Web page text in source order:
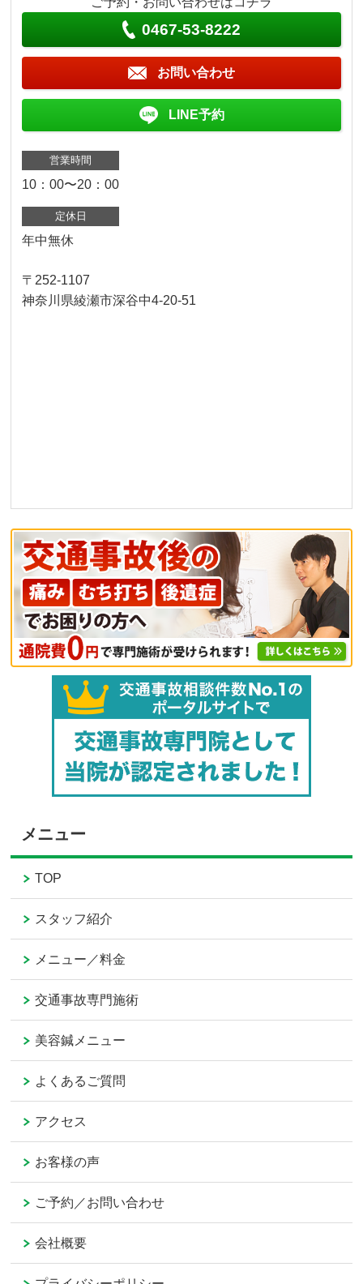
0467-53-8222
お問い合わせ
LINE予約
営業時間
10：00〜20：00
定休日
年中無休
〒252-1107
神奈川県綾瀬市深谷中4-20-51
メニュー
TOP
スタッフ紹介
メニュー／料金
交通事故専門施術
美容鍼メニュー
よくあるご質問
アクセス
お客様の声
ご予約／お問い合わせ
会社概要